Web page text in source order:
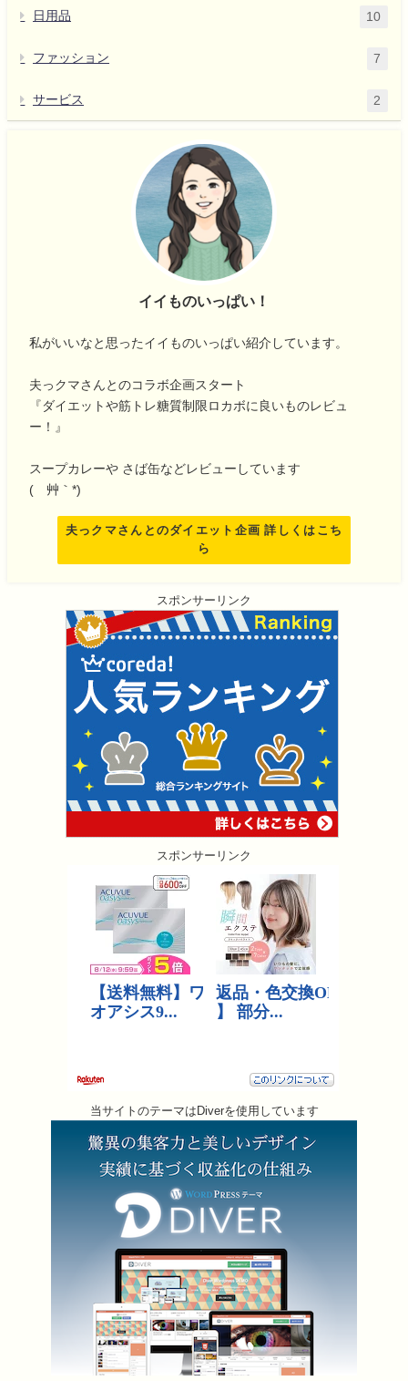
日用品 10
ファッション 7
サービス 2
イイものいっぱい！
私がいいなと思ったイイものいっぱい紹介しています。
夫っクマさんとのコラボ企画スタート
『ダイエットや筋トレ糖質制限ロカボに良いものレビュ
ー！』
スープカレーや さば缶などレビューしています
(´艸｀*)
夫っクマさんとのダイエット企画 詳しくはこち
ら
スポンサーリンク
スポンサーリンク
当サイトのテーマはDiverを使用しています